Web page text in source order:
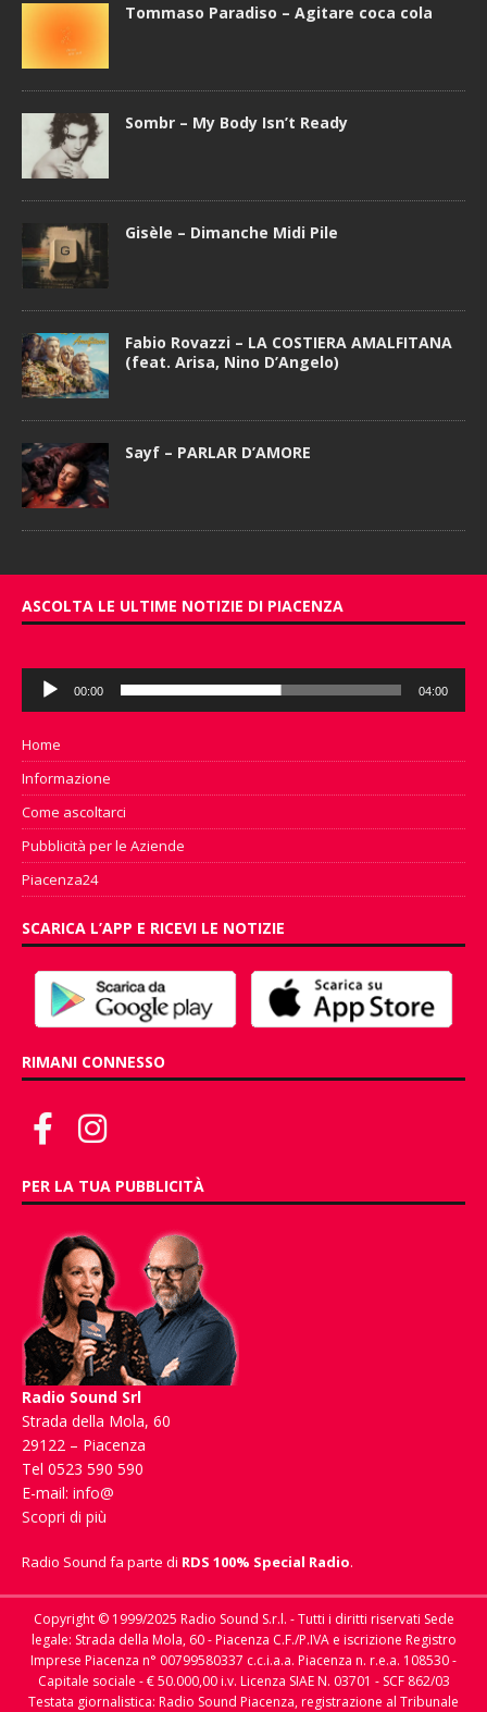
Tommaso Paradiso – Agitare coca cola
Sombr – My Body Isn’t Ready
Gisèle – Dimanche Midi Pile
Fabio Rovazzi – LA COSTIERA AMALFITANA
(feat. Arisa, Nino D’Angelo)
Sayf – PARLAR D’AMORE
ASCOLTA LE ULTIME NOTIZIE DI PIACENZA
Audio
Player
00:00 04:00
Home
Informazione
Come ascoltarci
Pubblicità per le Aziende
Piacenza24
SCARICA L’APP E RICEVI LE NOTIZIE
RIMANI CONNESSO
PER LA TUA PUBBLICITÀ
Radio Sound Srl
Strada della Mola, 60
29122 – Piacenza
Tel 0523 590 590
E-mail: info@
Scopri di più
Radio Sound fa parte di RDS 100% Special Radio.
Copyright © 1999/2025 Radio Sound S.r.l. - Tutti i diritti riservati Sede
legale: Strada della Mola, 60 - Piacenza C.F./P.IVA e iscrizione Registro
Imprese Piacenza n° 00799580337 c.c.i.a.a. Piacenza n. r.e.a. 108530 -
Capitale sociale - € 50.000,00 i.v. Licenza SIAE N. 03701 - SCF 862/03
Testata giornalistica: Radio Sound Piacenza, registrazione al Tribunale